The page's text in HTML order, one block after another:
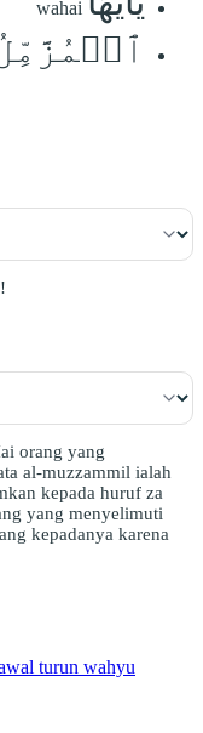
wahai
orang yang
al-muzzammil ialah
kepada huruf za
yang menyelimuti
kepadanya karena
turun wahyu